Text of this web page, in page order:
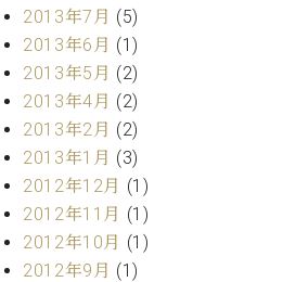
2013年7月 (5)
2013年6月 (1)
2013年5月 (2)
2013年4月 (2)
2013年2月 (2)
2013年1月 (3)
2012年12月 (1)
2012年11月 (1)
2012年10月 (1)
2012年9月 (1)